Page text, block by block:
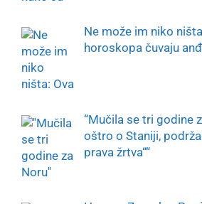
Ne može im niko
horoskopa čuvaju
“Mučila se tri godine
oštro o Staniji,
prava žrtva““